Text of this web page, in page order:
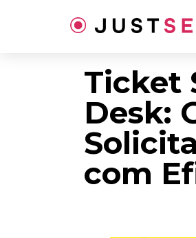
Ticket
Desk:
com